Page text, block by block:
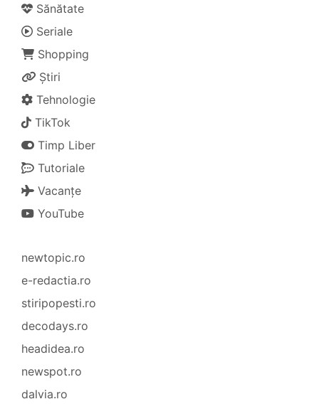
Sănătate
Seriale
Shopping
Știri
Tehnologie
TikTok
Timp Liber
Tutoriale
Vacanțe
YouTube
newtopic.ro
e-redactia.ro
stiripopesti.ro
decodays.ro
headidea.ro
newspot.ro
dalvia.ro